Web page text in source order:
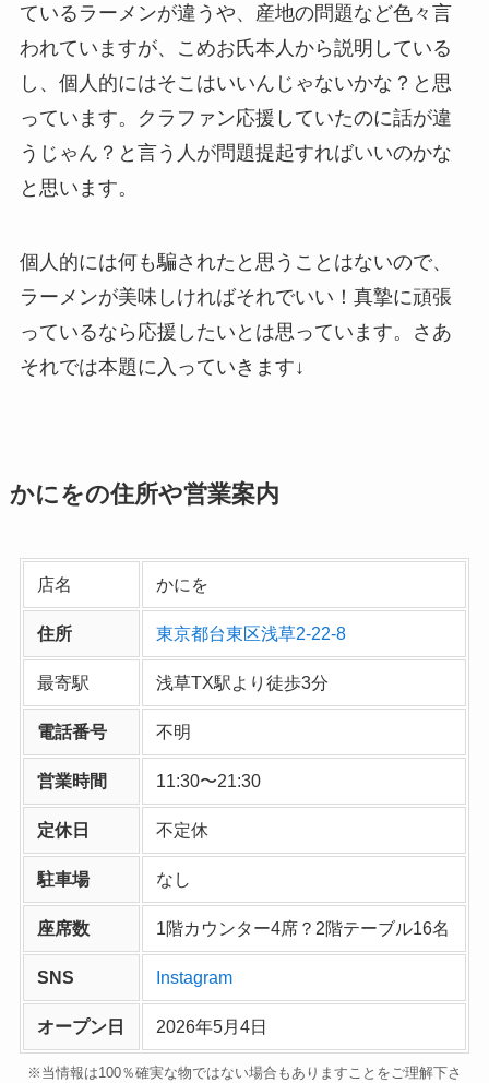
ているラーメンが違うや、産地の問題など色々言
われていますが、こめお氏本人から説明している
し、個人的にはそこはいいんじゃないかな？と思
っています。クラファン応援していたのに話が違
うじゃん？と言う人が問題提起すればいいのかな
と思います。
個人的には何も騙されたと思うことはないので、
ラーメンが美味しければそれでいい！真摯に頑張
っているなら応援したいとは思っています。さあ
それでは本題に入っていきます↓
かにをの住所や営業案内
店名 かにを
住所 東京都台東区浅草2-22-8
最寄駅 浅草TX駅より徒歩3分
電話番号 不明
営業時間 11:30〜21:30
定休日 不定休
駐車場 なし
座席数 1階カウンター4席？2階テーブル16名
SNS Instagram
オープン日 2026年5月4日
※当情報は100％確実な物ではない場合もありますことをご理解下さ